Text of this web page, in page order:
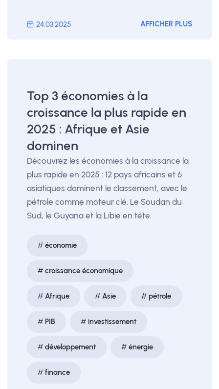
24.03.2025 AFFICHER PLUS
Top 3 économies à la
croissance la plus rapide en
2025 : Afrique et Asie
dominen
Découvrez les économies à la croissance la
plus rapide en 2025 : 12 pays africains et 6
asiatiques dominent le classement, avec le
pétrole comme moteur clé. Le Soudan du
Sud, le Guyana et la Libie en tête.
économie
croissance économique
Afrique Asie pétrole
PIB investissement
développement énergie
finance